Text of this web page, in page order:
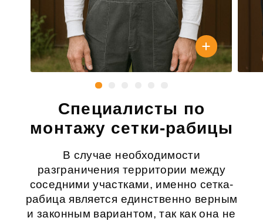
Специалисты по
монтажу сетки-рабицы
В случае необходимости
разграничения территории между
соседними участками, именно сетка-
рабица является единственно верным
и законным вариантом, так как она не